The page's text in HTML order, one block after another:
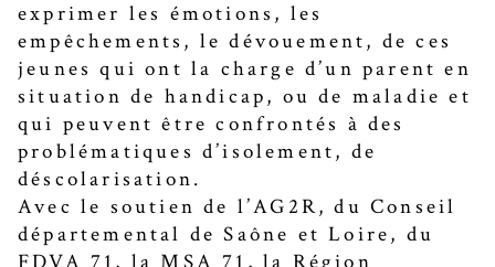
exprimer les émotions, les
empêchements, le dévouement, de ces
jeunes qui ont la charge d’un parent en
situation de handicap, ou de maladie et
qui peuvent être confrontés à des
problématiques d’isolement, de
déscolarisation.
Avec le soutien de l’AG2R, du Conseil
départemental de Saône et Loire, du